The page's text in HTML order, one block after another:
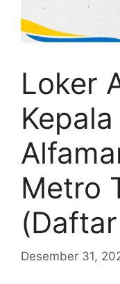
Loker
Metro
Desember 31,